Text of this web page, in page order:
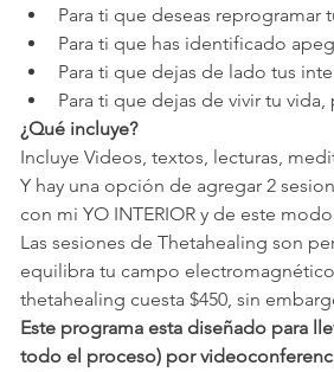
Para ti que deseas reprogramar
Para ti que has identificado
Para ti que dejas de lado tus
Para ti que dejas de vivir tu
¿Qué incluye?
Incluye Videos, textos, lecturas,
Y hay una opción de agregar 2
con mi YO INTERIOR y de este
Las sesiones de Thetahealing son
equilibra tu campo
thetahealing cuesta $450, sin
Este programa esta diseñado para
todo el proceso) por